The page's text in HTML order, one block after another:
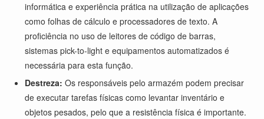
informática e experiência prática na utilização de aplicações
como folhas de cálculo e processadores de texto. A
proficiência no uso de leitores de código de barras,
sistemas pick-to-light e equipamentos automatizados é
necessária para esta função.
Destreza: Os responsáveis pelo armazém podem precisar
de executar tarefas físicas como levantar inventário e
objetos pesados, pelo que a resistência física é importante.